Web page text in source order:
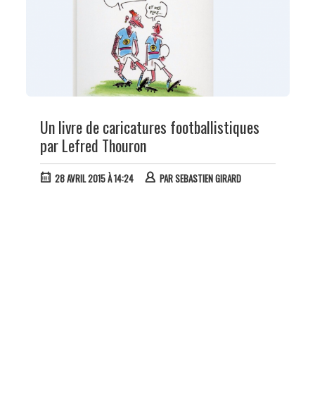
Un livre de caricatures footballistiques
par Lefred Thouron
28 AVRIL 2015 À 14:24 PARSEBASTIEN GIRARD